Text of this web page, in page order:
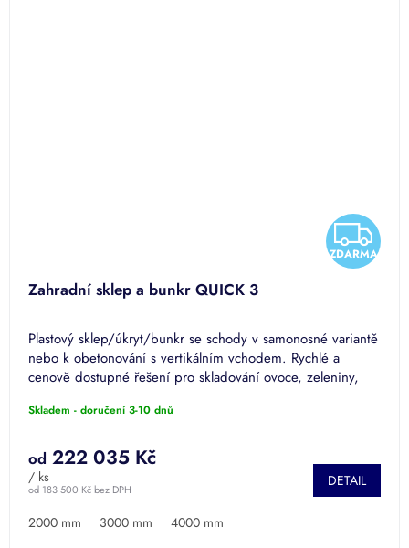
Z
D
R
ZDARMA
Zahradní sklep a bunkr QUICK 3
Plastový sklep/úkryt/bunkr se schody v samonosné variantě
nebo k obetonování s vertikálním vchodem. Rychlé a
cenově dostupné řešení pro skladování ovoce, zeleniny,
Skladem - doručení 3-10 dnů
od 183 500 Kč bez DPH
od 222 035 Kč
/ ks DETAIL
2000 mm 3000 mm 4000 mm